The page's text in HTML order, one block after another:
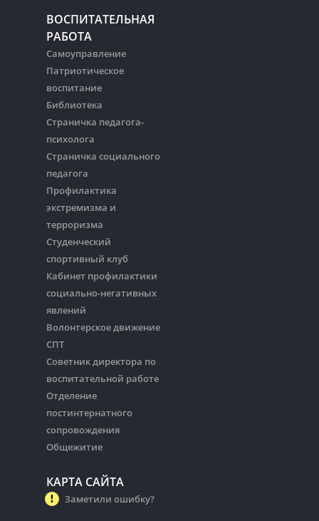
ВОСПИТАТЕЛЬНАЯ
РАБОТА
Самоуправление
Патриотическое
воспитание
Библиотека
Страничка педагога-
психолога
Страничка социального
педагога
Профилактика
экстремизма и
терроризма
Студенческий
спортивный клуб
Кабинет профилактики
социально-негативных
явлений
Волонтерское движение
СПТ
Советник директора по
воспитательной работе
Отделение
постинтернатного
сопровождения
Общежитие
КАРТА САЙТА
Заметили ошибку?